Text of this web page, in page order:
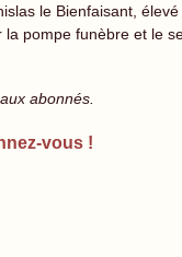
le Bienfaisant,
pompe funèbre et le
abonnés.
vous !